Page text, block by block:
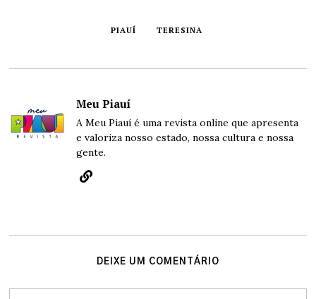
PIAUÍ TERESINA
Meu Piauí
A Meu Piauí é uma revista online que apresenta
e valoriza nosso estado, nossa cultura e nossa
gente.
DEIXE UM COMENTÁRIO